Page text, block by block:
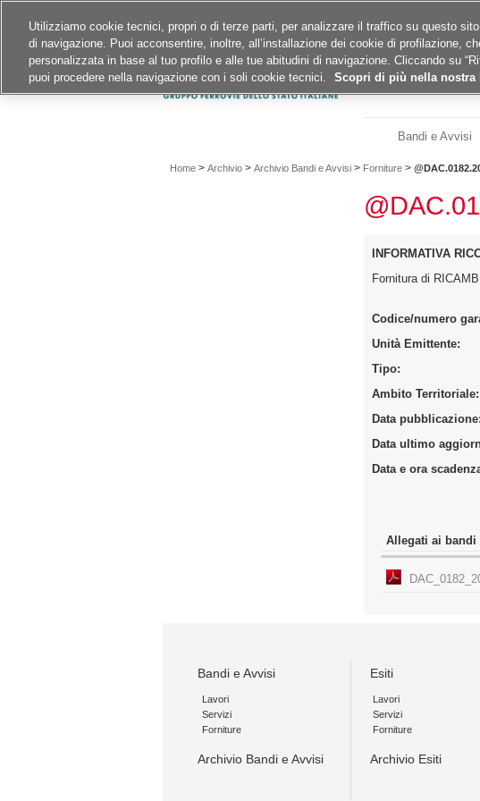
AA A
Bandi e Avvisi
Home > Archivio > Archivio Bandi e Avvisi > Forniture >
INFORMATIVA
Fornitura di
Codice/numero
Unità Emittente:
Tipo:
Ambito Territoriale:
Data pubblicazione:
Data ultimo
Data e ora
Allegati ai bandi
Bandi e Avvisi
Lavori
Servizi
Forniture
Archivio Bandi e Avvisi
Esiti
Lavori
Servizi
Forniture
Archivio Esiti
Utilizziamo cookie tecnici, propri o di terze parti, per analizzare il traffico su questo
di navigazione. Puoi acconsentire, inoltre, all’installazione dei cookie di profilazione,
personalizzata in base al tuo profilo e alle tue abitudini di navigazione. Cliccando su
puoi procedere nella navigazione con i soli cookie tecnici.
Scopri di più nella nostra